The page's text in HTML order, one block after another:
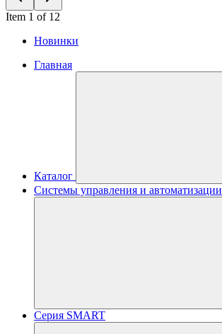
Item 1 of 12
Новинки
Главная
Каталог
Системы управления и автоматизации
Серия SMART